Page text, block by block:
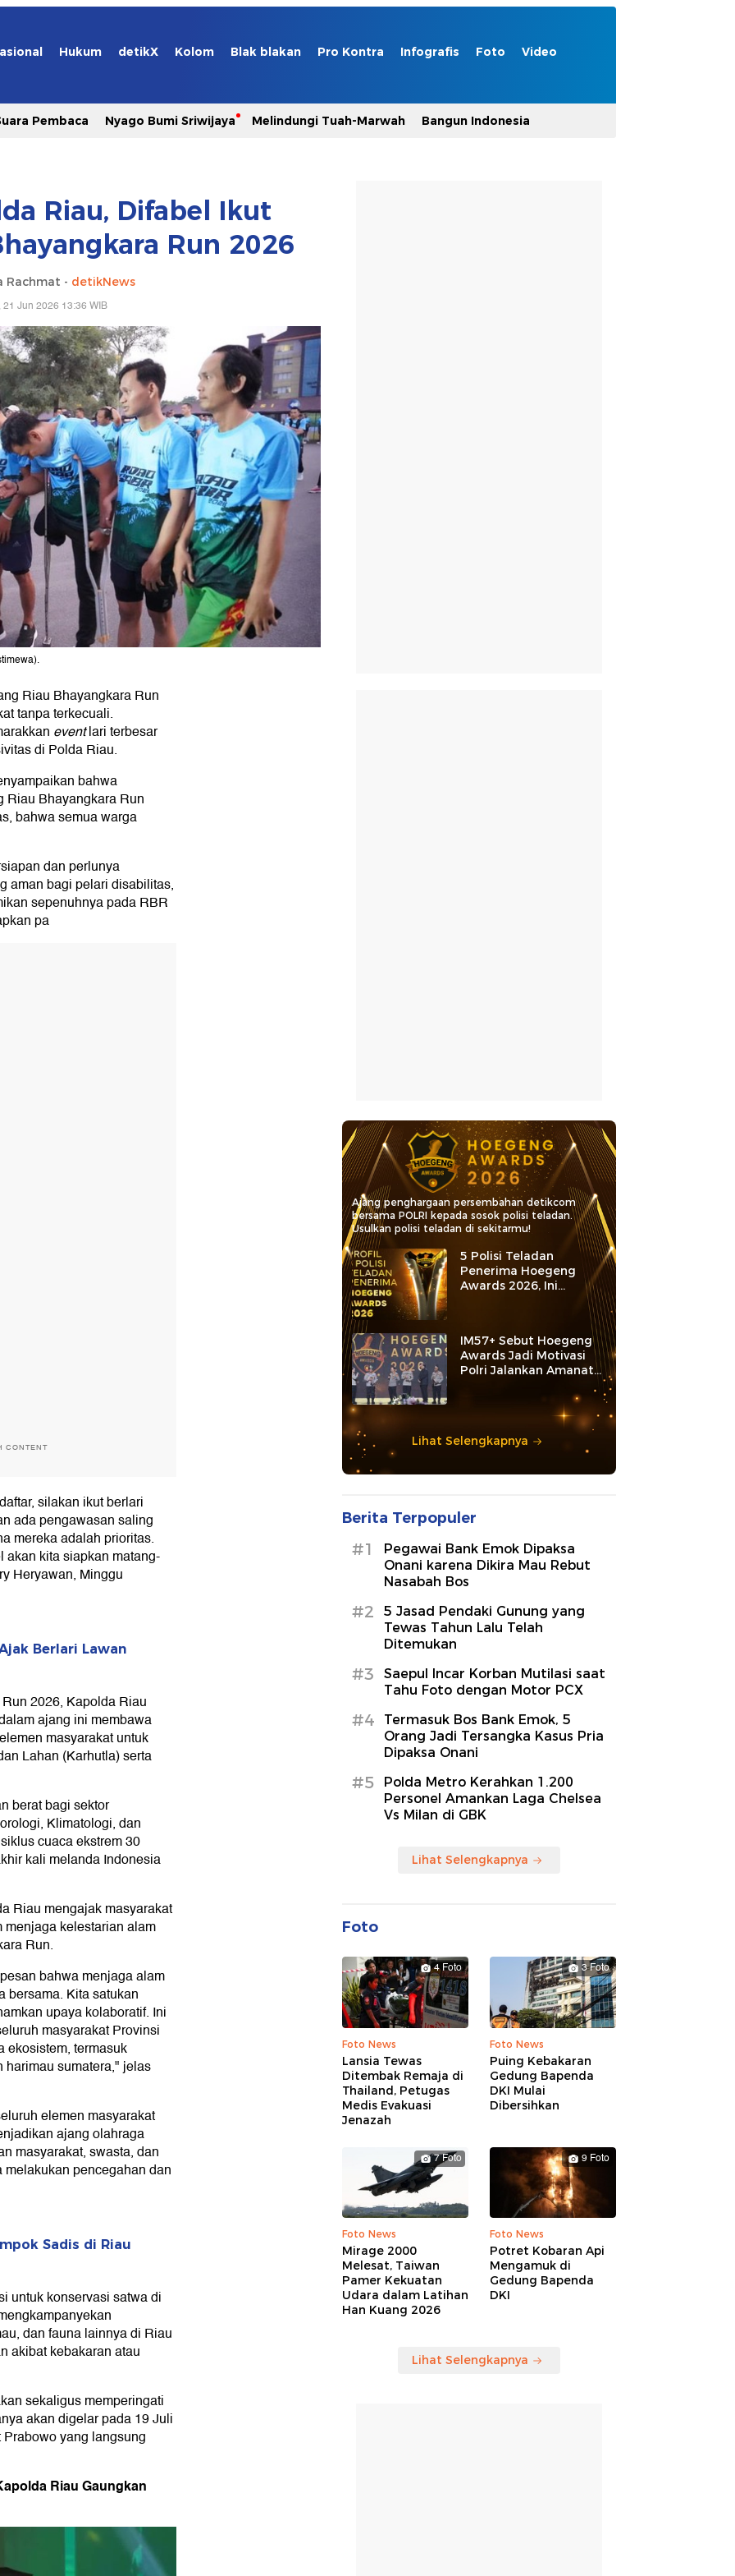
Hukum detikX Kolom Blak blakan Pro Kontra Infografis Foto Video
Pembaca Nyago Bumi Sriwijaya Melindungi Tuah-Marwah Bangun Indonesia
Riau, Difabel Ikut
Run 2026
Rachmat - detikNews
21 Jun 2026 13:36 WIB
Riau Bhayangkara Run
tanpa terkecuali.
eventlari terbesar
di Polda Riau.
bahwa
Riau Bhayangkara Run
bahwa semua warga
dan perlunya
aman bagi pelari disabilitas,
sepenuhnya pada RBR
pa
CONTENT
silakan ikut berlari
ada pengawasan saling
mereka adalah prioritas.
akan kita siapkan matang-
Heryawan, Minggu
Berlari Lawan
2026, Kapolda Riau
ajang ini membawa
masyarakat untuk
Lahan (Karhutla) serta
berat bagi sektor
Klimatologi, dan
cuaca ekstrem 30
kali melanda Indonesia
Riau mengajak masyarakat
kelestarian alam
Run.
bahwa menjaga alam
bersama. Kita satukan
upaya kolaboratif. Ini
masyarakat Provinsi
ekosistem, termasuk
sumatera," jelas
elemen masyarakat
ajang olahraga
masyarakat, swasta, dan
pencegahan dan
Sadis di Riau
untuk konservasi satwa di
dan fauna lainnya di Riau
akibat kebakaran atau
sekaligus memperingati
akan digelar pada 19 Juli
yang langsung
Riau Gaungkan
Ajang penghargaan persembahan detikcom
bersama POLRI kepada sosok polisi teladan.
Usulkan polisi teladan di sekitarmu!
5 Polisi Teladan
Penerima Hoegeng
Awards 2026, Ini
Kategori dan Kiprahnya
IM57+ Sebut Hoegeng
Awards Jadi Motivasi
Polri Jalankan Amanat
Lihat Selengkapnya
Berita Terpopuler
#1
Pegawai Bank Emok Dipaksa
Onani karena Dikira Mau Rebut
Nasabah Bos
#2
5 Jasad Pendaki Gunung yang
Tewas Tahun Lalu Telah
Ditemukan
#3
Saepul Incar Korban Mutilasi saat
Tahu Foto dengan Motor PCX
#4
Termasuk Bos Bank Emok, 5
Orang Jadi Tersangka Kasus Pria
Dipaksa Onani
#5
Polda Metro Kerahkan 1.200
Personel Amankan Laga Chelsea
Vs Milan di GBK
Lihat Selengkapnya
Foto
4 Foto
Foto News
Lansia Tewas
Ditembak Remaja di
Thailand, Petugas
Medis Evakuasi
Jenazah
3 Foto
Foto News
Puing Kebakaran
Gedung Bapenda
DKI Mulai
Dibersihkan
7 Foto
Foto News
Mirage 2000
Melesat, Taiwan
Pamer Kekuatan
Udara dalam Latihan
Han Kuang 2026
9 Foto
Foto News
Potret Kobaran Api
Mengamuk di
Gedung Bapenda
DKI
Lihat Selengkapnya